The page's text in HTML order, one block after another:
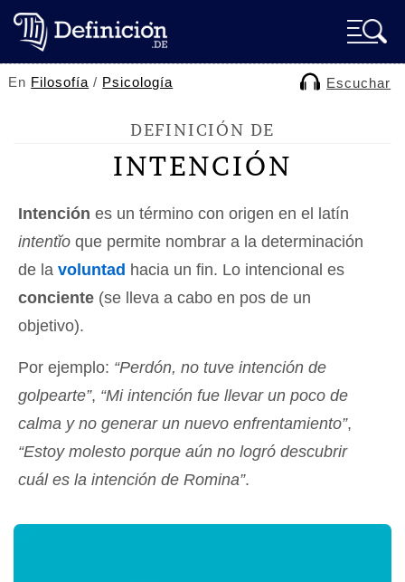
En Filosofía / Psicología Escuchar
DEFINICIÓN DE
INTENCIÓN
Intención es un término con origen en el latín
intentĭo que permite nombrar a la determinación
de la voluntad hacia un fin. Lo intencional es
conciente (se lleva a cabo en pos de un
objetivo).
Por ejemplo: “Perdón, no tuve intención de
golpearte”, “Mi intención fue llevar un poco de
calma y no generar un nuevo enfrentamiento”,
“Estoy molesto porque aún no logró descubrir
cuál es la intención de Romina”.